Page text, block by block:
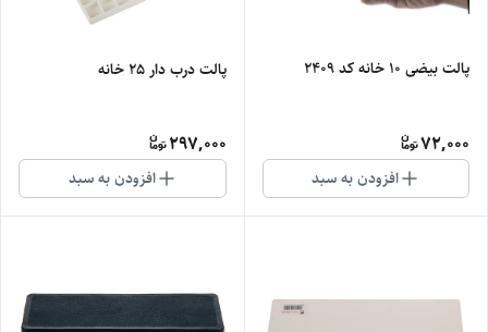
پالت بیضی 10 خانه کد 2409
72,000
افزودن به سبد
پالت درب دار 25 خانه
297,000
افزودن به سبد